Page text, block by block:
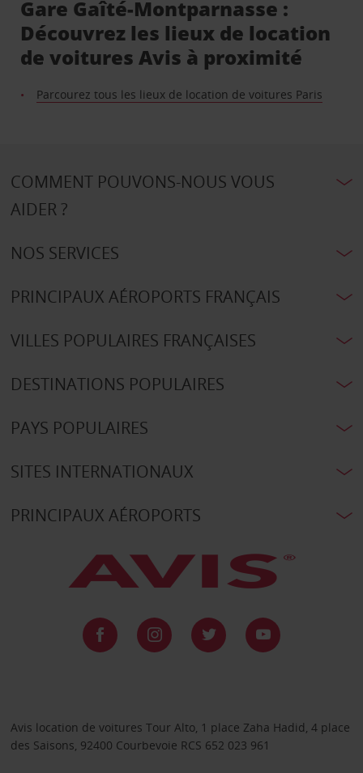
Gare Gaîté-Montparnasse :
Découvrez les lieux de location
de voitures Avis à proximité
Parcourez tous les lieux de location de voitures Paris
COMMENT POUVONS-NOUS VOUS
AIDER ?
NOS SERVICES
PRINCIPAUX AÉROPORTS FRANÇAIS
VILLES POPULAIRES FRANÇAISES
DESTINATIONS POPULAIRES
PAYS POPULAIRES
SITES INTERNATIONAUX
PRINCIPAUX AÉROPORTS
Avis location de voitures Tour Alto, 1 place Zaha Hadid, 4 place
des Saisons, 92400 Courbevoie RCS 652 023 961